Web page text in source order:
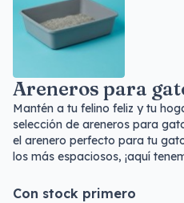
Areneros para
Mantén a tu felino feliz y tu
selección de areneros para
el arenero perfecto para tu
los más espaciosos, ¡aquí
Con stock primero